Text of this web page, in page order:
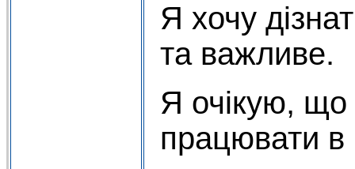
Я хочу
та важливе.
Я очікую,
працювати в